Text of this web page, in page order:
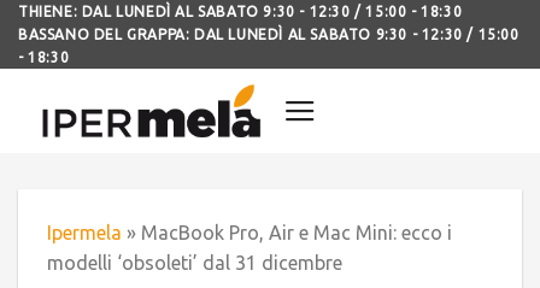
THIENE: DAL LUNEDÌ AL SABATO 9:30 - 12:30 / 15:00 - 18:30
BASSANO DEL GRAPPA: DAL LUNEDÌ AL SABATO 9:30 - 12:30 / 15:00
- 18:30
Ipermela » MacBook Pro, Air e Mac Mini: ecco i
modelli ‘obsoleti’ dal 31 dicembre